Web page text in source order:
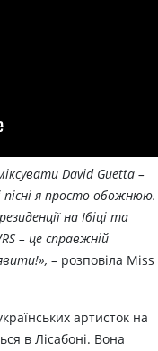
David Guetta –
пісні я просто обожнюю.
на Ібіці та
– це справжній
– розповіла Miss
артисток на
в Лісабоні. Вона